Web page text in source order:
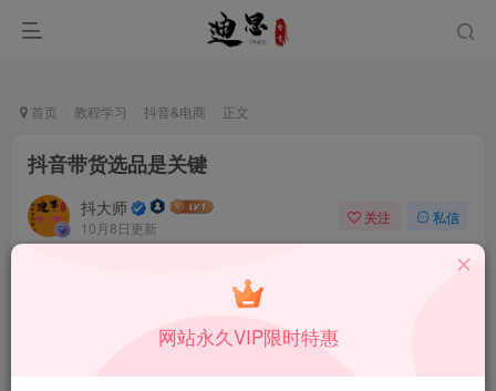
首页 教程学习 抖音&电商 正文
抖音带货选品是关键
抖大师
10月8日更新
关注 私信
本站所有内容来自互联网收集，仅供学习和交流，请勿用于商业
用途。如有侵权、不妥之处，请第一时间联系我们删除！
网站永久VIP限时特惠